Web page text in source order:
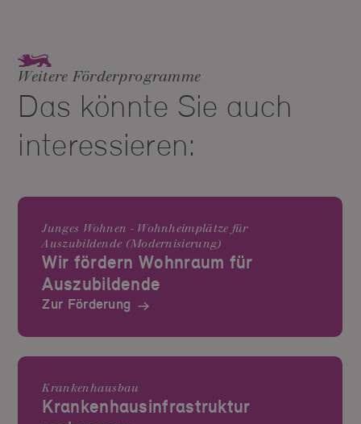
Weitere Förderprogramme
Das könnte Sie auch
interessieren:
Junges Wohnen - Wohnheimplätze für
Auszubildende (Modernisierung)
Wir fördern Wohnraum für
Auszubildende
Zur Förderung
Krankenhausbau
Krankenhaus­infrastruktur